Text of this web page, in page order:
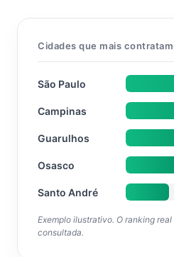
Cidades que mais contratam
São Paulo
Campinas
Guarulhos
Osasco
Santo André
Exemplo ilustrativo. O ranking
consultada.